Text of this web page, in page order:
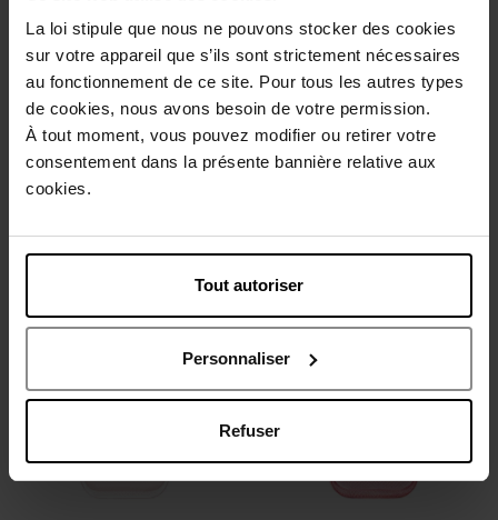
La loi stipule que nous ne pouvons stocker des cookies
sur votre appareil que s’ils sont strictement nécessaires
au fonctionnement de ce site. Pour tous les autres types
de cookies, nous avons besoin de votre permission.
À tout moment, vous pouvez modifier ou retirer votre
consentement dans la présente bannière relative aux
cookies.
Tout autoriser
Personnaliser
Refuser
LACOSTE
ORIGINAL PARFUM
LACOSTE